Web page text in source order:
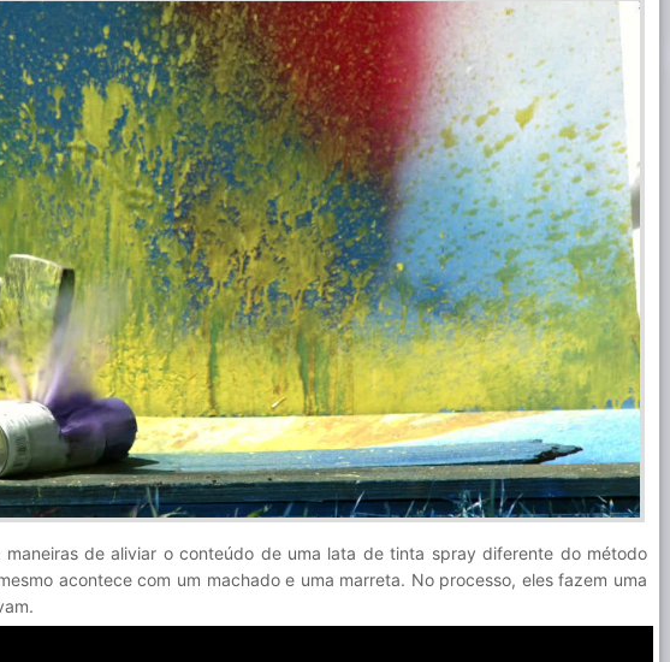
de aliviar o conteúdo de uma lata de tinta spray diferente do método
acontece com um machado e uma marreta. No processo, eles fazem uma